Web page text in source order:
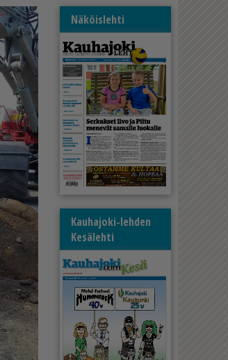
Näköislehti
Kauhajoki-lehden
Kesälehti